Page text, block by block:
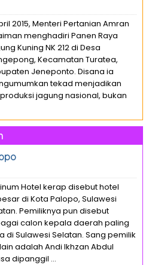
2015, Menteri Pertanian Amran
menghadiri Panen Raya
Kuning NK 212 di Desa
Kecamatan Turatea,
Jeneponto. Disana ia
tekad menjadikan
jagung nasional, bukan
Hotel kerap disebut hotel
di Kota Palopo, Sulawesi
Pemiliknya pun disebut
calon kepala daerah paling
di Sulawesi Selatan. Sang pemilik
adalah Andi Ikhzan Abdul
dipanggil ...